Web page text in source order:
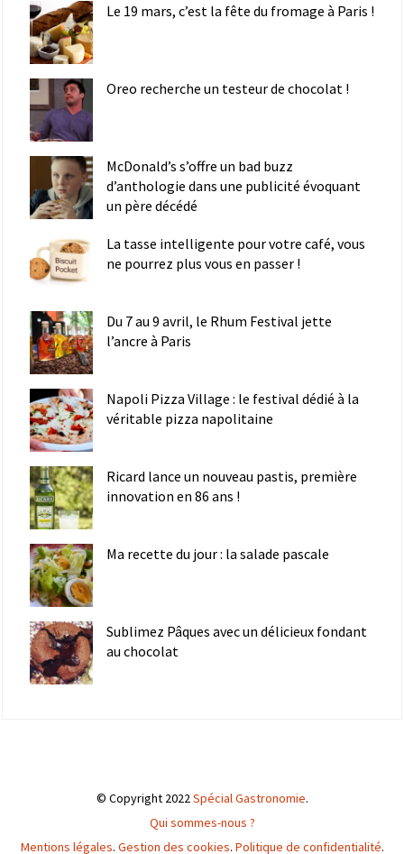
Le 19 mars, c’est la fête du fromage à Paris !
Oreo recherche un testeur de chocolat !
McDonald’s s’offre un bad buzz
d’anthologie dans une publicité évoquant
un père décédé
La tasse intelligente pour votre café, vous
ne pourrez plus vous en passer !
Du 7 au 9 avril, le Rhum Festival jette
l’ancre à Paris
Napoli Pizza Village : le festival dédié à la
véritable pizza napolitaine
Ricard lance un nouveau pastis, première
innovation en 86 ans !
Ma recette du jour : la salade pascale
Sublimez Pâques avec un délicieux fondant
au chocolat
© Copyright 2022Spécial Gastronomie.
Qui sommes-nous ?
Mentions légales. Gestion des cookies. Politique de confidentialité.